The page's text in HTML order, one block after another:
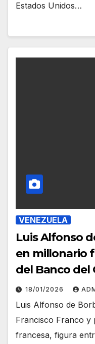
Estados Unidos…
VENEZUELA
Luis Alfonso
en millonario
del Banco del
18/01/2026
Luis Alfonso de
Francisco Franco y
francesa, figura